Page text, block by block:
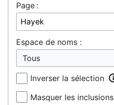
Page :
Espace de noms :
Inverser la sélection
Masquer les inclusions